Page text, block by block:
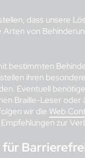
dass unsere
von
bestimmten
ihren
Eventuell
Braille-Leser
wir die Web
zur